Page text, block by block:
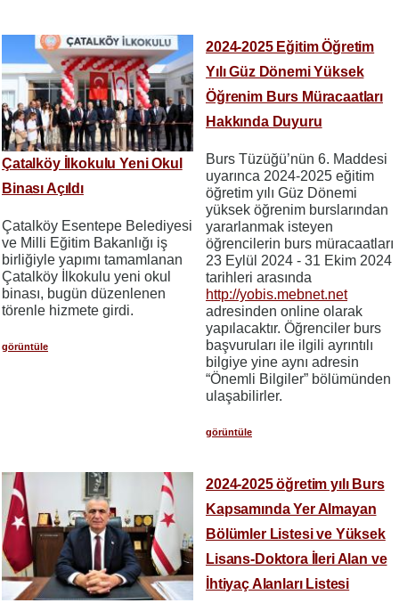
Çatalköy İlkokulu Yeni Okul
Binası Açıldı
Çatalköy Esentepe Belediyesi
ve Milli Eğitim Bakanlığı iş
birliğiyle yapımı tamamlanan
Çatalköy İlkokulu yeni okul
binası, bugün düzenlenen
törenle hizmete girdi.
görüntüle
2024-2025 Eğitim Öğretim
Yılı Güz Dönemi Yüksek
Öğrenim Burs Müracaatları
Hakkında Duyuru
Burs Tüzüğü’nün 6. Maddesi
uyarınca 2024-2025 eğitim
öğretim yılı Güz Dönemi
yüksek öğrenim burslarından
yararlanmak isteyen
öğrencilerin burs müracaatları
23 Eylül 2024 - 31 Ekim 2024
tarihleri arasında
http://yobis.mebnet.net
adresinden online olarak
yapılacaktır. Öğrenciler burs
başvuruları ile ilgili ayrıntılı
bilgiye yine aynı adresin
“Önemli Bilgiler” bölümünden
ulaşabilirler.
görüntüle
2024-2025 öğretim yılı Burs
Kapsamında Yer Almayan
Bölümler Listesi ve Yüksek
Lisans-Doktora İleri Alan ve
İhtiyaç Alanları Listesi